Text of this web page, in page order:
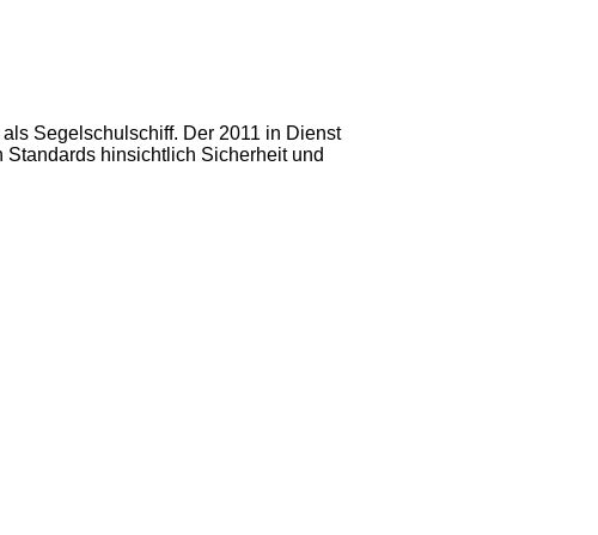
Segelschulschiff. Der 2011 in Dienst
hinsichtlich Sicherheit und